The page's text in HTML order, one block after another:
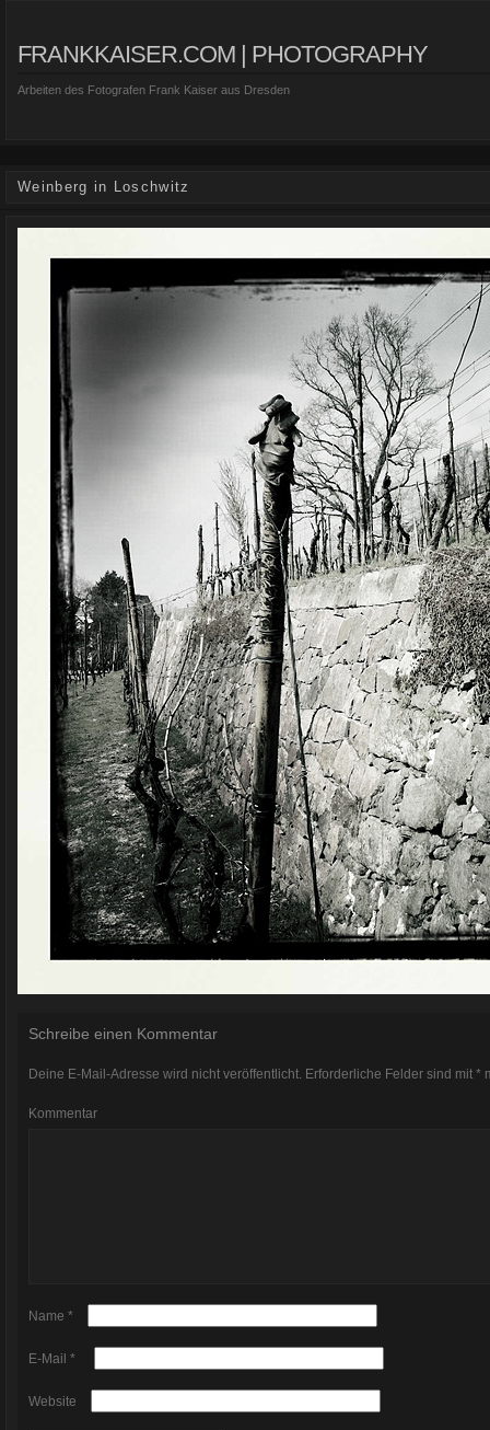
FRANKKAISER.COM | PHOTOGRAPHY
Arbeiten des Fotografen Frank Kaiser aus Dresden
Weinberg in Loschwitz
Schreibe einen Kommentar
Deine E-Mail-Adresse wird nicht veröffentlicht. Erforderliche Felder sind mit *
Kommentar
Name *
E-Mail *
Website